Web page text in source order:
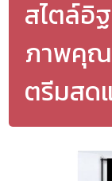
สไตล์อิ
ภาพคุณ
ตรีมสด